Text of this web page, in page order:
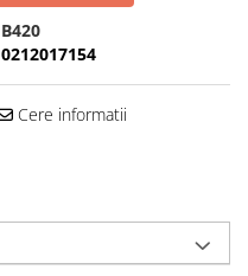
B420
0212017154
Cere informatii